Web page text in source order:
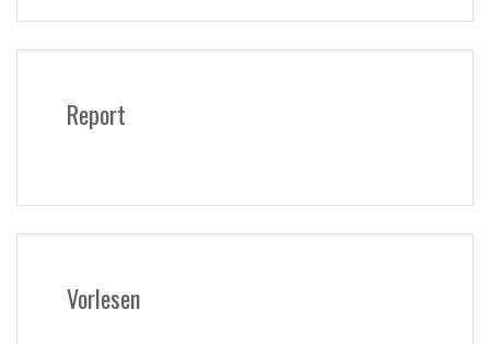
Report
Vorlesen